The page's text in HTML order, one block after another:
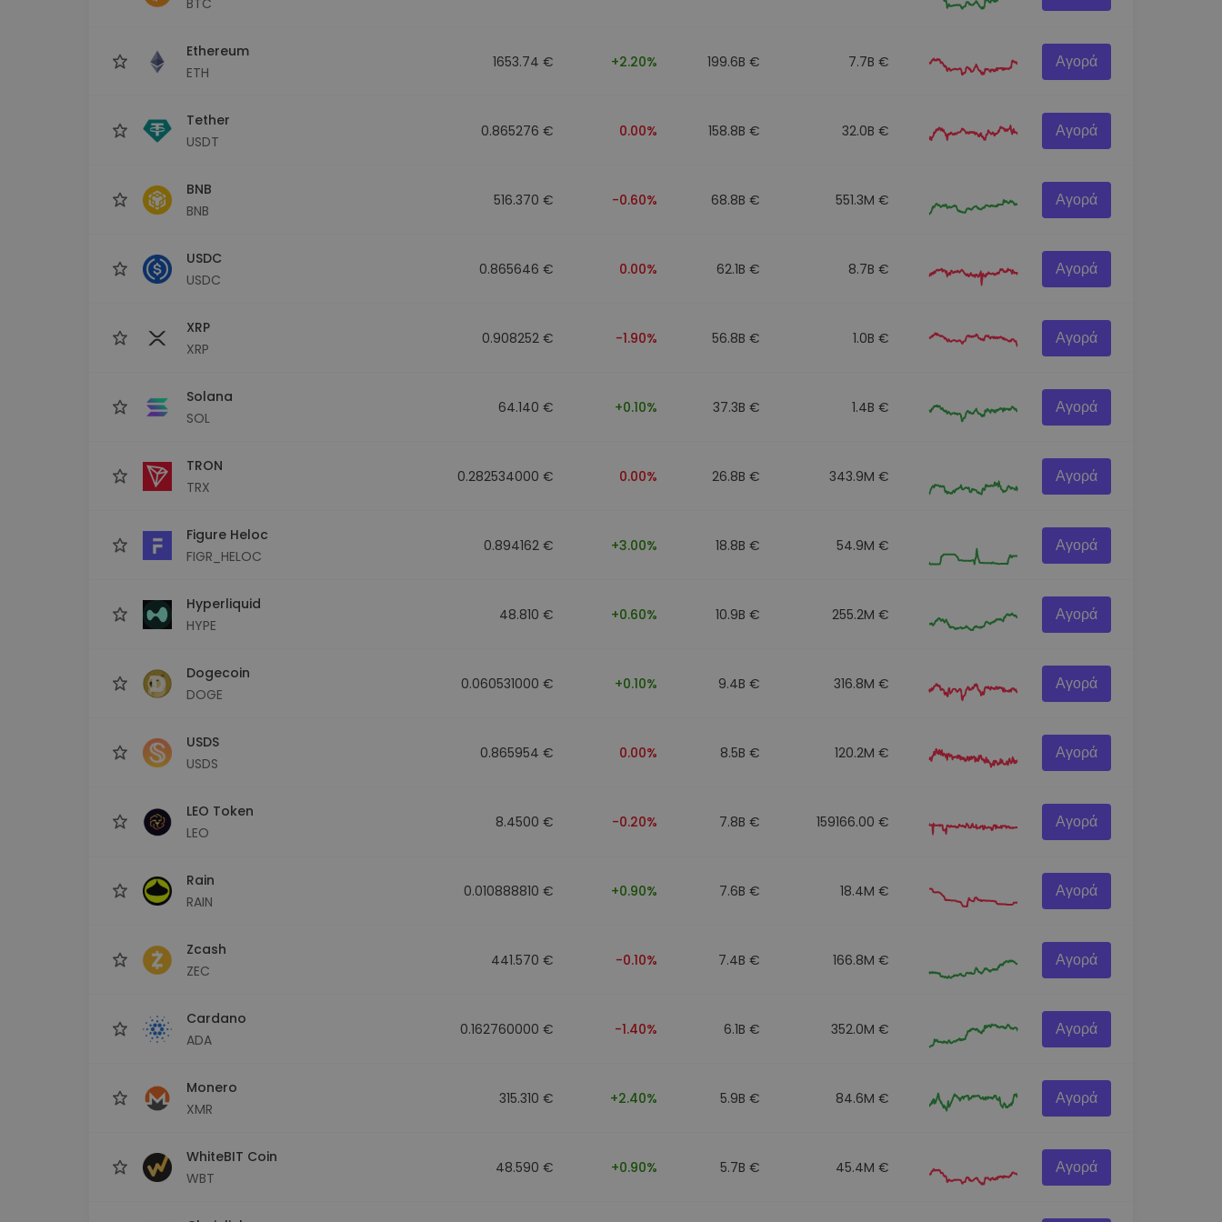
Ethereum
ETH
1653.74 € +2.20% 199.6B € 7.7B € Αγορά
Tether
USDT
0.865276 € 0.00% 158.8B € 32.0B € Αγορά
BNB
BNB
516.370 € -0.60% 68.8B € 551.3M € Αγορά
USDC
USDC
0.865646 € 0.00% 62.1B € 8.7B € Αγορά
XRP
XRP
0.908252 € -1.90% 56.8B € 1.0B € Αγορά
Solana
SOL
64.140 € +0.10% 37.3B € 1.4B € Αγορά
TRON
TRX
0.282534000 € 0.00% 26.8B € 343.9M € Αγορά
Figure Heloc
FIGR_HELOC
0.894162 € +3.00% 18.8B € 54.9M € Αγορά
Hyperliquid
HYPE
48.810 € +0.60% 10.9B € 255.2M € Αγορά
Dogecoin
DOGE
0.060531000 € +0.10% 9.4B € 316.8M € Αγορά
USDS
USDS
0.865954 € 0.00% 8.5B € 120.2M € Αγορά
LEO Token
LEO
8.4500 € -0.20% 7.8B € 159166.00 € Αγορά
Rain
RAIN
0.010888810 € +0.90% 7.6B € 18.4M € Αγορά
Zcash
ZEC
441.570 € -0.10% 7.4B € 166.8M € Αγορά
Cardano
ADA
0.162760000 € -1.40% 6.1B € 352.0M € Αγορά
Monero
XMR
315.310 € +2.40% 5.9B € 84.6M € Αγορά
WhiteBIT Coin
WBT
48.590 € +0.90% 5.7B € 45.4M € Αγορά